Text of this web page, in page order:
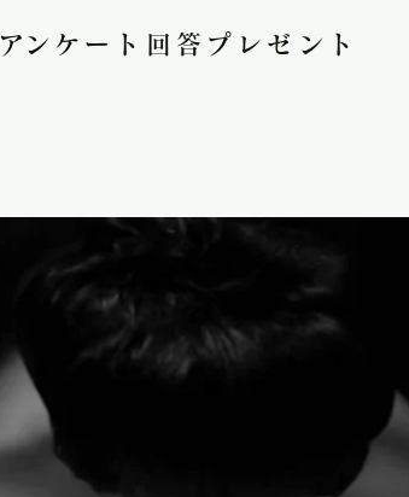
​アンケート回答プレゼント